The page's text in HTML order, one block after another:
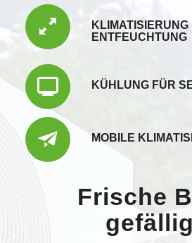
KLIMATISIERUNG
ENTFEUCHTUNG
KÜHLUNG FÜR
MOBILE
Frische